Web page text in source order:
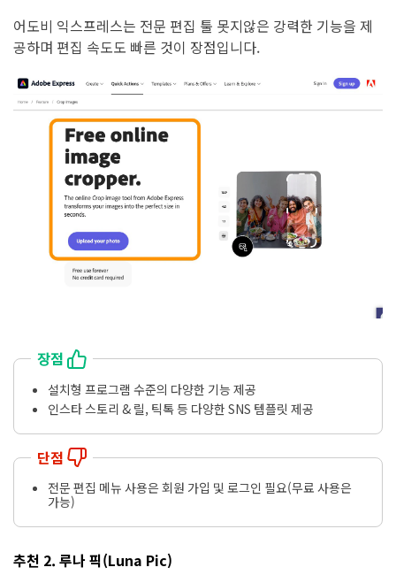
어도비 익스프레스는 전문 편집 툴 못지않은 강력한 기능을 제
공하며 편집 속도도 빠른 것이 장점입니다.
장점
설치형 프로그램 수준의 다양한 기능 제공
인스타 스토리 & 릴, 틱톡 등 다양한 SNS 템플릿 제공
단점
전문 편집 메뉴 사용은 회원 가입 및 로그인 필요(무료 사용은
가능)
추천 2. 루나 픽(Luna Pic)